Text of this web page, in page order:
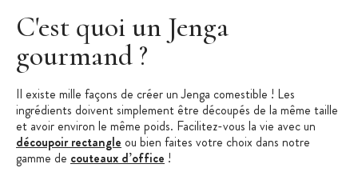
C'est quoi un Jenga
gourmand ?
Il existe mille façons de créer un Jenga comestible ! Les
ingrédients doivent simplement être découpés de la même taille
et avoir environ le même poids. Facilitez-vous la vie avec un
découpoir rectangle ou bien faites votre choix dans notre
gamme de couteaux d’office !